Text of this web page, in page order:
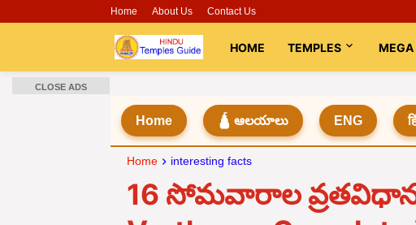
Home About Us Contact Us
HOME TEMPLES MEGA
Home 🛕 ఆలయాలు ENG
Home interesting facts
16 సోమవారాల
CLOSE ADS